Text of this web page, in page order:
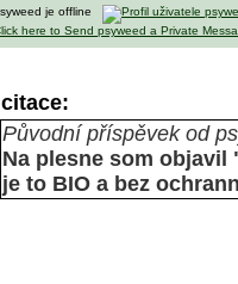
citace:
Původní příspěvek od
Na plesne som
je to BIO a bez